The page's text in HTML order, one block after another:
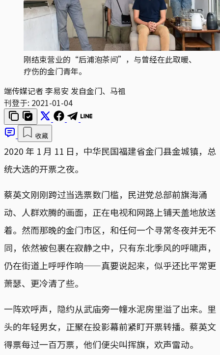
刚结束营业的“后浦泡茶间”，与曾经在此取暖、
疗伤的金门青年。
端传媒记者 李易安 发自金门、马祖
刊登于: 2021-01-04
收藏
2020 年 1 月 11 日，中华民国福建省金门县金城镇，总
统大选的开票之夜。
蔡英文刚刚跨过当选票数门槛，民进党总部前旗海涌
动、人群欢腾的画面，正在电视和网路上铺天盖地放送
着。然而那晚的金门市区，和任何一个寻常冬夜并无不
同，依然被包裹在寂静之中，只有东北季风的呼啸声，
仍在街道上呼呼作响——真要说起来，似乎还比平常更
萧瑟、更冷清了些。
一阵欢呼声，隐约从武庙旁一幢水泥房里溢了出来。里
头的年轻男女，正聚在投影幕前紧盯开票转播。蔡英文
得票每过一百万票，他们便尖叫挥旗，欢声雷动。